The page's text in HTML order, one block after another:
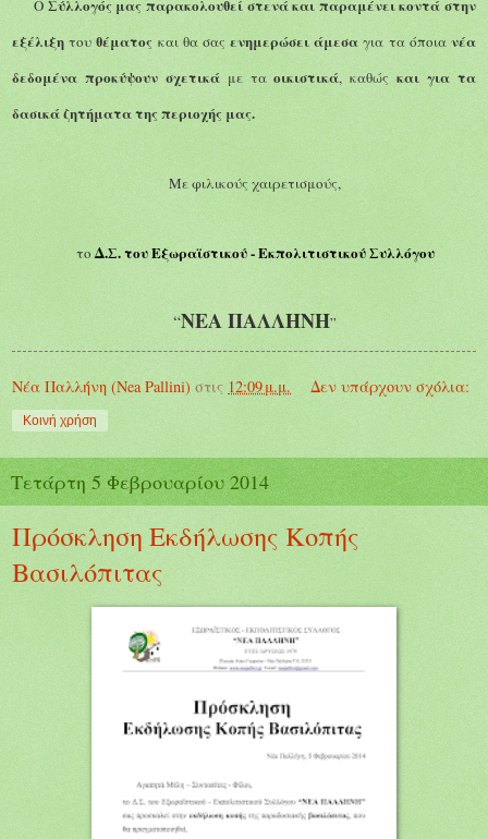
Ο Σύλλογός μας παρακολουθεί στενά και παραμένει κοντά στην
εξέλιξη τουθέματος και θα σαςενημερώσει άμεσα για τα όποιανέα
δεδομένα προκύψουν σχετικάμε ταοικιστικά, καθώς και για τα
δασικά ζητήματα της περιοχής μας.
Με φιλικούς χαιρετισμούς,
τοΔ.Σ. του Εξωραϊστικού - Εκπολιτιστικού Συλλόγου
“ΝΕΑ ΠΑΛΛΗΝΗ”
Νέα Παλλήνη (Nea Pallini) στις 12:09 μ.μ. Δεν υπάρχουν σχόλια:
Κοινή χρήση
Τετάρτη 5 Φεβρουαρίου 2014
Πρόσκληση Eκδήλωσης Kοπής
Bασιλόπιτας